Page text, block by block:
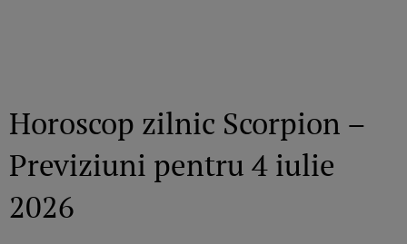
Horoscop zilnic Scorpion –
Previziuni pentru 4 iulie
2026